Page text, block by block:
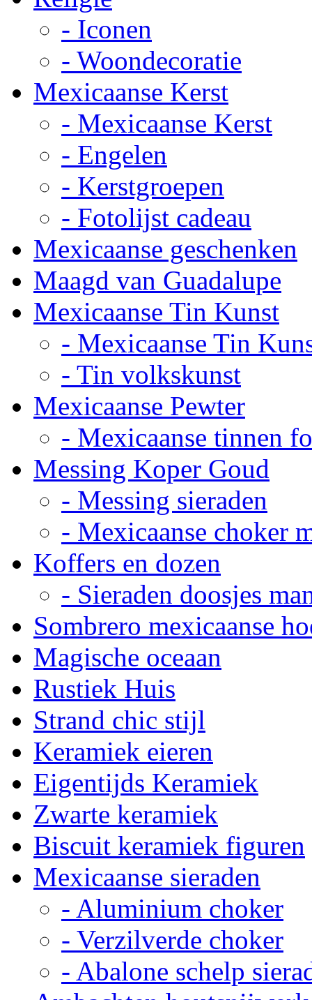
- Iconen
- Woondecoratie
Mexicaanse Kerst
- Mexicaanse Kerst
- Engelen
- Kerstgroepen
- Fotolijst cadeau
Mexicaanse geschenken
Maagd van Guadalupe
Mexicaanse Tin Kunst
- Mexicaanse Tin
- Tin volkskunst
Mexicaanse Pewter
- Mexicaanse tinnen
Messing Koper Goud
- Messing sieraden
- Mexicaanse choker
Koffers en dozen
- Sieraden doosjes
Sombrero mexicaanse
Magische oceaan
Rustiek Huis
Strand chic stijl
Keramiek eieren
Eigentijds Keramiek
Zwarte keramiek
Biscuit keramiek figuren
Mexicaanse sieraden
- Aluminium choker
- Verzilverde choker
- Abalone schelp